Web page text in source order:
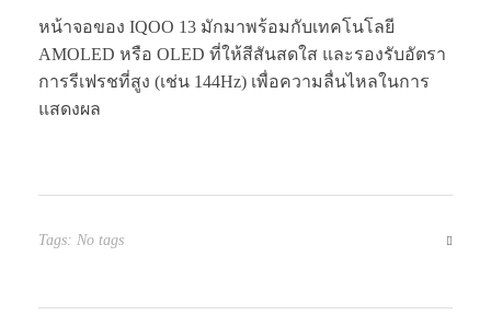
หน้าจอของ IQOO 13 มักมาพร้อมกับเทคโนโลยี
AMOLED หรือ OLED ที่ให้สีสันสดใส และรองรับอัตรา
การรีเฟรชที่สูง (เช่น 144Hz) เพื่อความลื่นไหลในการ
แสดงผล
Tags: No tags